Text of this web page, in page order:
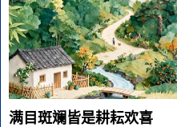
满目斑斓皆是耕耘欢喜